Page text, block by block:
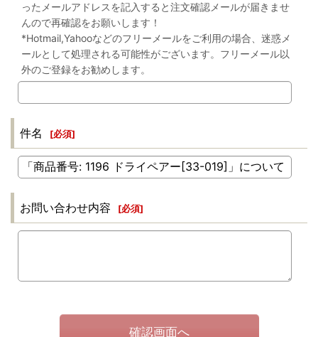
ったメールアドレスを記入すると注文確認メールが届きませ
んので再確認をお願いします！
*Hotmail,Yahooなどのフリーメールをご利用の場合、迷惑メ
ールとして処理される可能性がございます。フリーメール以
外のご登録をお勧めします。
件名 [必須]
お問い合わせ内容 [必須]
確認画面へ